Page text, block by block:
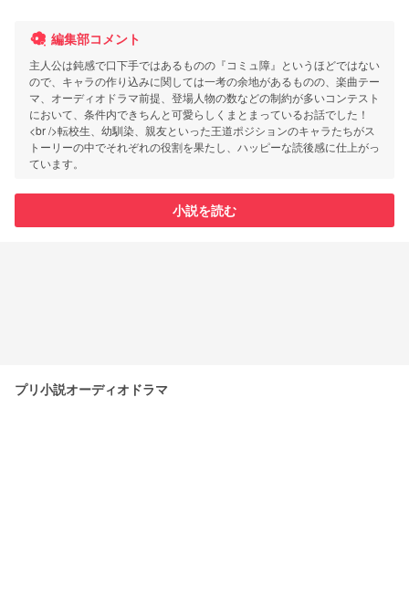
編集部コメント
主人公は鈍感で口下手ではあるものの『コミュ障』というほどではない
ので、キャラの作り込みに関しては一考の余地があるものの、楽曲テー
マ、オーディオドラマ前提、登場人物の数などの制約が多いコンテスト
において、条件内できちんと可愛らしくまとまっているお話でした！
<br />転校生、幼馴染、親友といった王道ポジションのキャラたちがス
トーリーの中でそれぞれの役割を果たし、ハッピーな読後感に仕上がっ
ています。
小説を読む
プリ小説オーディオドラマ